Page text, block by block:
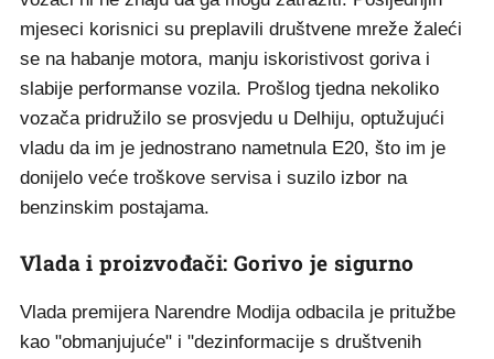
mjeseci korisnici su preplavili društvene mreže žaleći
se na habanje motora, manju iskoristivost goriva i
slabije performanse vozila. Prošlog tjedna nekoliko
vozača pridružilo se prosvjedu u Delhiju, optužujući
vladu da im je jednostrano nametnula E20, što im je
donijelo veće troškove servisa i suzilo izbor na
benzinskim postajama.
Vlada i proizvođači: Gorivo je sigurno
Vlada premijera Narendre Modija odbacila je pritužbe
kao "obmanjujuće" i "dezinformacije s društvenih